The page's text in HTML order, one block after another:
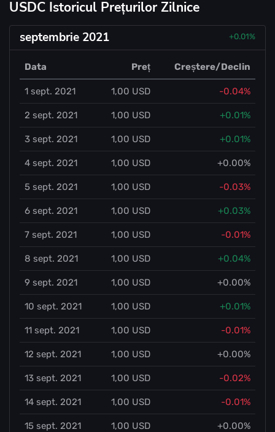
USDC Istoricul Prețurilor Zilnice
septembrie 2021 +0.01%
Data Preț Creștere/Declin
1 sept. 2021 1,00 USD -0.04%
2 sept. 2021 1,00 USD +0.01%
3 sept. 2021 1,00 USD +0.01%
4 sept. 2021 1,00 USD +0.00%
5 sept. 2021 1,00 USD -0.03%
6 sept. 2021 1,00 USD +0.03%
7 sept. 2021 1,00 USD -0.01%
8 sept. 2021 1,00 USD +0.04%
9 sept. 2021 1,00 USD +0.00%
10 sept. 2021 1,00 USD +0.01%
11 sept. 2021 1,00 USD -0.01%
12 sept. 2021 1,00 USD +0.00%
13 sept. 2021 1,00 USD -0.02%
14 sept. 2021 1,00 USD -0.01%
15 sept. 2021 1,00 USD +0.00%